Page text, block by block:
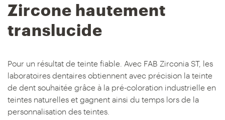
Zircone hautement
translucide
Pour un résultat de teinte fiable. Avec FAB Zirconia ST, les
laboratoires dentaires obtiennent avec précision la teinte
de dent souhaitée grâce à la pré-coloration industrielle en
teintes naturelles et gagnent ainsi du temps lors de la
personnalisation des teintes.